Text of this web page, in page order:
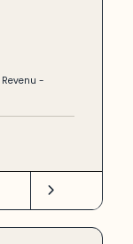
Revenu -